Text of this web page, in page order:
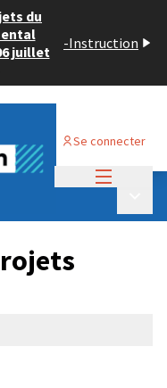
du
juillet
-Instruction
Se connecter